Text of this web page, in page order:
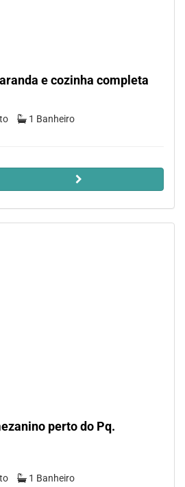
e cozinha completa
1 Banheiro
perto do Pq.
1 Banheiro